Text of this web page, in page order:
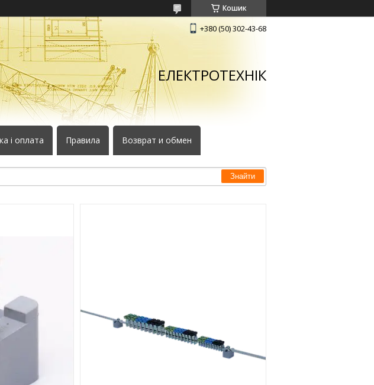
Кошик
+380 (50) 302-43-68
ЕЛЕКТРОТЕХНІК
і оплата Правила Возврат и обмен
Знайти